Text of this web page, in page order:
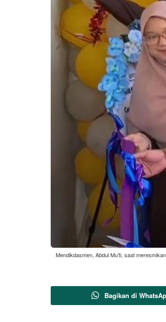
Mendikdasmen, Abdul Mu’ti, saat
Bagikan di